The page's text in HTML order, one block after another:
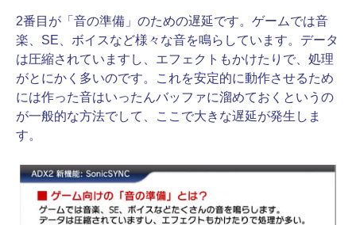
2番目が「音の準備」のための遅延です。ゲームでは音
楽、SE、ボイスなど様々な音を鳴らしています。データ
は圧縮されていますし、エフェクトもかけたりで、処理
がとにかく多いのです。これを安定的に動作させるため
には作った音はいったんバッファに溜めておくというの
が一般的な方法でして、ここで大きな遅延が発生しま
す。